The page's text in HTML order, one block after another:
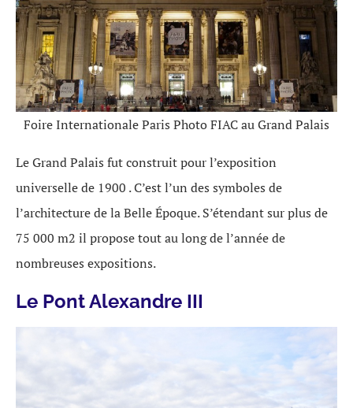
Foire Internationale Paris Photo FIAC au Grand Palais
Le Grand Palais fut construit pour l’exposition
universelle de 1900 . C’est l’un des symboles de
l’architecture de la Belle Époque. S’étendant sur plus de
75 000 m2 il propose tout au long de l’année de
nombreuses expositions.
Le Pont Alexandre III